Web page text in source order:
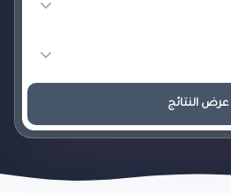
عرض النتائج